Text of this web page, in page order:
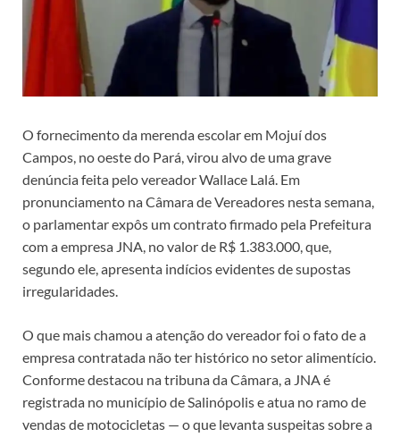
O fornecimento da merenda escolar em Mojuí dos
Campos, no oeste do Pará, virou alvo de uma grave
denúncia feita pelo vereador Wallace Lalá. Em
pronunciamento na Câmara de Vereadores nesta semana,
o parlamentar expôs um contrato firmado pela Prefeitura
com a empresa JNA, no valor de R$ 1.383.000, que,
segundo ele, apresenta indícios evidentes de supostas
irregularidades.
O que mais chamou a atenção do vereador foi o fato de a
empresa contratada não ter histórico no setor alimentício.
Conforme destacou na tribuna da Câmara, a JNA é
registrada no município de Salinópolis e atua no ramo de
vendas de motocicletas — o que levanta suspeitas sobre a